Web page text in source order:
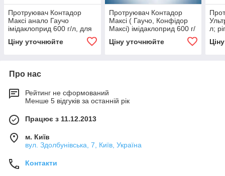
Протруювач Контадор
Максі анало Гаучо
імідаклоприд 600 г/л, для
пшениці, ячменю, ріпаку,
соя
Ціну уточнюйте
Протруювач Контадор
Максі ( Гаучо, Конфідор
Максі) імідаклоприд 600 г/
л, для пшениці, ячменю,
ріпаку, соя
Ціну уточнюйте
л;
Про нас
Рейтинг не сформований
Менше 5 відгуків за останній рік
Працює з 11.12.2013
м. Київ
вул. Здолбунівська, 7, Київ, Україна
Контакти